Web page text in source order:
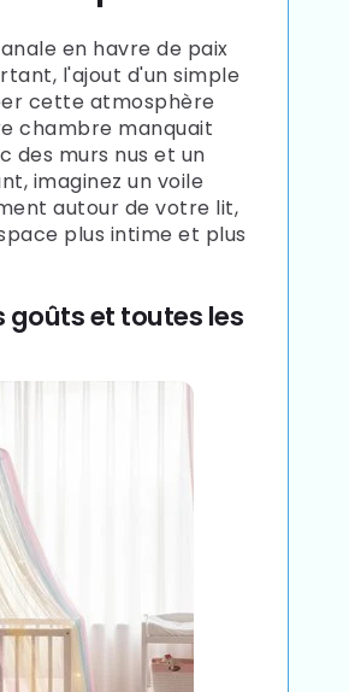
en havre de paix
l'ajout d'un simple
cette atmosphère
chambre manquait
murs nus et un
imaginez un voile
autour de votre lit,
plus intime et plus
goûts et toutes les